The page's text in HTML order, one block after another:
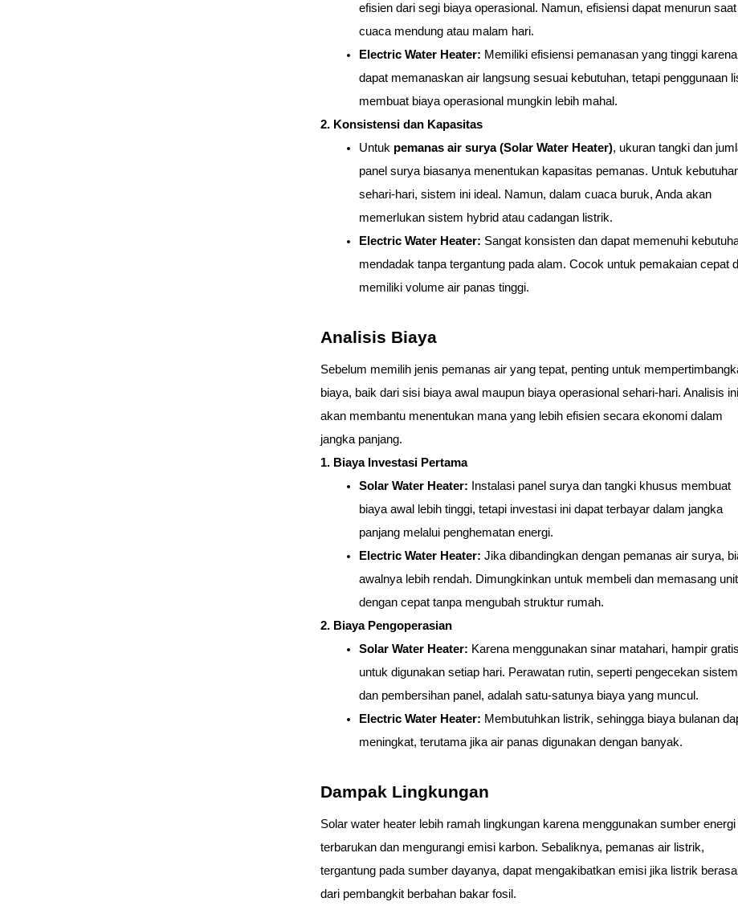
efisien dari segi biaya operasional. Namun, efisiensi dapat menurun saat
cuaca mendung atau malam hari.
Electric Water Heater: Memiliki efisiensi pemanasan yang tinggi karena
dapat memanaskan air langsung sesuai kebutuhan, tetapi penggunaan
membuat biaya operasional mungkin lebih mahal.
2. Konsistensi dan Kapasitas
Untuk pemanas air surya (Solar Water Heater), ukuran tangki dan
panel surya biasanya menentukan kapasitas pemanas. Untuk
sehari-hari, sistem ini ideal. Namun, dalam cuaca buruk, Anda akan
memerlukan sistem hybrid atau cadangan listrik.
Electric Water Heater: Sangat konsisten dan dapat memenuhi
mendadak tanpa tergantung pada alam. Cocok untuk pemakaian cepat
memiliki volume air panas tinggi.
Analisis Biaya
Sebelum memilih jenis pemanas air yang tepat, penting untuk
biaya, baik dari sisi biaya awal maupun biaya operasional sehari-hari. Analisis ini
akan membantu menentukan mana yang lebih efisien secara ekonomi dalam
jangka panjang.
1. Biaya Investasi Pertama
Solar Water Heater:
Instalasi panel surya dan tangki khusus membuat
biaya awal lebih tinggi, tetapi investasi ini dapat terbayar dalam jangka
panjang melalui penghematan energi.
Electric Water Heater: Jika dibandingkan dengan pemanas air surya,
awalnya lebih rendah. Dimungkinkan untuk membeli dan memasang unit
dengan cepat tanpa mengubah struktur rumah.
2. Biaya Pengoperasian
Solar Water Heater: Karena menggunakan sinar matahari, hampir gratis
untuk digunakan setiap hari. Perawatan rutin, seperti pengecekan sistem
dan pembersihan panel, adalah satu-satunya biaya yang muncul.
Electric Water Heater: Membutuhkan listrik, sehingga biaya bulanan
meningkat, terutama jika air panas digunakan dengan banyak.
Dampak Lingkungan
Solar water heater lebih ramah lingkungan karena menggunakan sumber energi
terbarukan dan mengurangi emisi karbon. Sebaliknya, pemanas air listrik,
tergantung pada sumber dayanya, dapat mengakibatkan emisi jika listrik berasal
dari pembangkit berbahan bakar fosil.